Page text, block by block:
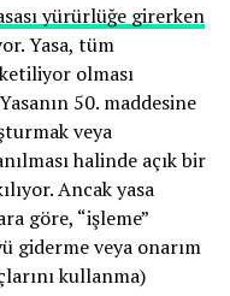
üzerinden
iletişimden
bileşenleri
incelenmesi mümkün
sorunu gelir
biri Türkiye’de
mu?
taklit etmek olduğu
bazen reklamları
reklamları
iddia ediyorlar;
anket verileri
yürürlüğe girerken
Yasa, tüm
olması
50. maddesine
veya
halinde açık bir
Ancak yasa
göre, “işleme”
giderme veya onarım
kullanma)